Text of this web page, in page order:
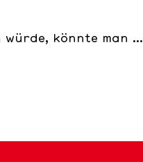
würde, könnte man ...